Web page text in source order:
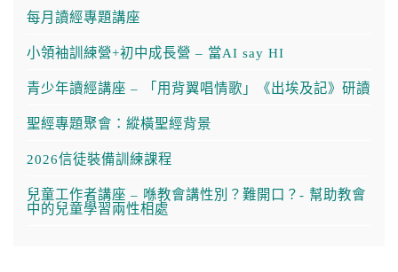
每月讀經專題講座
小領袖訓練營+初中成長營 – 當AI say HI
青少年讀經講座 – 「用背翼唱情歌」《出埃及記》研讀
聖經專題聚會：縱橫聖經背景
2026信徒裝備訓練課程
兒童工作者講座 – 喺教會講性別？難開口？- 幫助教會
中的兒童學習兩性相處